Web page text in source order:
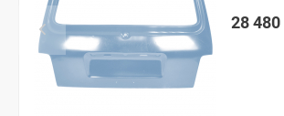
28 480